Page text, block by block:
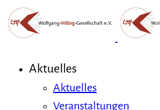
Aktuelles
Aktuelles
Veranstaltungen